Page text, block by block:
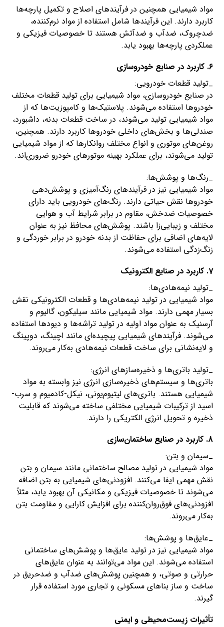
مواد شیمیایی همچنین در فرآیندهای اصلاح و تکمیل پارچه‌ها
کاربرد دارند. این فرآیندها شامل استفاده از مواد نرم‌کننده،
ضدچروک، ضدآب و ضدآتش هستند تا خصوصیات فیزیکی و
عملکردی پارچه‌ها بهبود یابد.
6. کاربرد در صنایع خودروسازی
_تولید قطعات خودرویی:
در صنایع خودروسازی، مواد شیمیایی برای تولید قطعات مختلف
خودروها استفاده می‌شوند. پلاستیک‌ها و کامپوزیت‌ها که از
مواد شیمیایی تولید می‌شوند، در ساخت قطعات بدنه، داشبورد،
صندلی‌ها و بخش‌های داخلی خودروها کاربرد دارند. همچنین،
روغن‌های موتوری و انواع مختلف روانکارها که از مواد شیمیایی
تولید می‌شوند، برای عملکرد بهینه موتورهای خودرو ضروری‌اند.
_رنگ‌ها و پوشش‌ها:
مواد شیمیایی نیز در فرآیندهای رنگ‌آمیزی و پوشش‌دهی
خودروها نقش حیاتی دارند. رنگ‌های خودرویی باید دارای
خصوصیات ضدخش، مقاوم در برابر شرایط آب و هوایی
مختلف و زیبایی‌زا باشند. پوشش‌های محافظ نیز به عنوان
لایه‌های اضافی برای حفاظت از بدنه خودرو در برابر خوردگی و
زنگ‌زدگی استفاده می‌شوند.
7. کاربرد در صنایع الکترونیک
_تولید نیمه‌هادی‌ها:
مواد شیمیایی در تولید نیمه‌هادی‌ها و قطعات الکترونیکی نقش
بسیار مهمی دارند. مواد شیمیایی مانند سیلیکون، گالیوم و
آرسنیک به عنوان مواد اولیه در تولید تراشه‌ها و دیودها استفاده
می‌شوند. فرآیندهای شیمیایی پیچیده‌ای مانند اچینگ، دوپینگ
و لایه‌نشانی برای ساخت قطعات نیمه‌هادی به‌کار می‌روند.
_تولید باتری‌ها و ذخیره‌سازهای انرژی:
باتری‌ها و سیستم‌های ذخیره‌سازی انرژی نیز وابسته به مواد
شیمیایی هستند. باتری‌های لیتیوم‌یونی، نیکل-کادمیوم و سرب-
اسید از ترکیبات شیمیایی مختلفی ساخته می‌شوند که قابلیت
ذخیره و تحویل انرژی الکتریکی را دارند.
8. کاربرد در صنایع ساختمان‌سازی
_سیمان و بتن:
مواد شیمیایی در تولید مصالح ساختمانی مانند سیمان و بتن
نقش مهمی ایفا می‌کنند. افزودنی‌های شیمیایی به بتن اضافه
می‌شوند تا خصوصیات فیزیکی و مکانیکی آن بهبود یابد، مثلاً
افزودنی‌های فوق‌روان‌کننده برای افزایش کارایی و مقاومت بتن
به‌کار می‌روند.
_عایق‌ها و پوشش‌ها:
مواد شیمیایی نیز در تولید عایق‌ها و پوشش‌های ساختمانی
استفاده می‌شوند. این مواد می‌توانند به عنوان عایق‌های
حرارتی و صوتی، و همچنین پوشش‌های ضدآب و ضدحریق در
ساخت و ساز بناهای مسکونی و تجاری مورد استفاده قرار
گیرند.
تأثیرات زیست‌محیطی و ایمنی